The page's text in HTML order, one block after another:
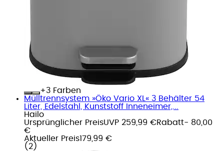
+
Farben
Mülltrennsystem »Öko Vario XL« 3 Behälter 54
Liter, Edelstahl, Kunststoff Inneneimer,...
Hailo
Ursprünglicher PreisUVP 259,99 €Rabatt- 80,00
€
Aktueller Preis179,99 €
( 2 )